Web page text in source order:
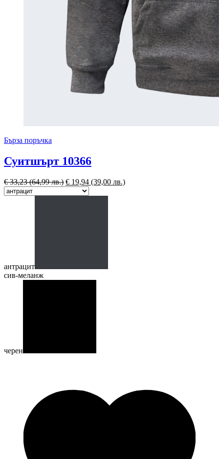
Бърза поръчка
Суитшърт 10366
€33,23(64,99 лв.) € 19,94 (39,00 лв.)
антрацит
сив-меланж
черен